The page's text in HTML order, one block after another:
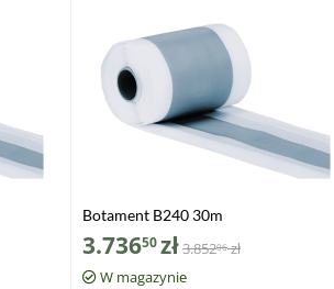
Botament B240 30m
3.73650zł3.85206 zł
W magazynie